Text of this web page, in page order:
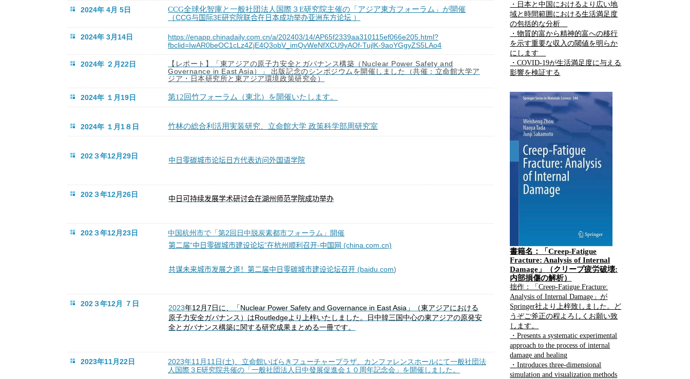
2024年 4月 5日 CCG全球化智庫と一般社団法人国際３E研究院主催の「アジア東方フォーラム」が開催
（CCG与国 际3E研究院联合在日本成功举办亚洲东方论坛 ）
2024年 3月14日
https://enapp.chinadaily.com.cn/a/202403/14/AP65f2339aa310115ef066e205.html?
fbclid=IwAR0beOC1cLz4ZjE4Q3obV_imQvWeNfXCU9yAOf-TujlK-9aoYGgyZS5LAo4
2024年 ２月22日 【レポート】「東アジアの原子力安全とガバナンス構築（ Nuclear Power Safety and
Governance in East Asia ）」
出版記念のシンポジウムを開催しました（共催：立命館大学ア
ジア・日本研究所と東アジア環境政策研究会）
2024年 １月19日 第12回竹フォーラム（東北）を開催いたします。
2024年 １月1８日 竹林の総合利活用実装研究、立命館大学 政策科学部周研究室
202３年12月29日 中日零碳城市论坛日方代表访问外国语学院
202３年12月26日
中日可持续发展学术研讨会在湖州 师范学院成功举办
202３年12月23日
中国杭州市で「第2回日中脱炭素都市フォーラム」開催
第二届“中日零碳城市建设论坛”在杭州 顺利召开-中国网 (china.com.cn)
共谋未来城市发展之道！第二届中日零碳城市建设论坛召开 (baidu.com)
202３年12月 ７日 2023年12 月7日に、「Nuclear Power Safety and Governance in East Asia 」（東アジアにおける
原子力安全ガバナンス）はRoutledgeより上梓いたしました。日中韓三国中心の東アジアの原発安
全とガバナンス構築に関する研究成果まとめる一冊です。
2023年11月22日 2023年11 月 11 日(土) 、立命館いばらきフューチャープラザ、カンファレンスホールにて一般社団法
人国際３ E研究院共催の「一般社団法人日中發展促進会１０周年記念会」を開催しました。
・日本と中国におけるより広い地
域と時間範囲における生活満足度
の包括的な分析
・物質的富から精神的富への移行
を示す重要な収入の閾値を明らか
にします
・COVID-19が生活満足度に与える
影響を検証する
書籍名：「Creep-Fatigue
Fracture: Analysis of Internal
Damage 」
（クリープ疲労破壊:
内部損傷の解析）
拙作：「Creep-Fatigue Fracture:
Analysis of Internal Damage 」が
Springer社より上梓致しました。ど
うぞご斧正の程よろしくお願い致
します。
・Presents a systematic experimental
approach to the process of internal
damage and healing
・Introduces three-dimensional
simulation and visualization methods